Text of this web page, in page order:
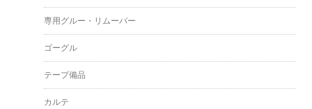
専用グルー・リムーバー
ゴーグル
テープ備品
カルテ